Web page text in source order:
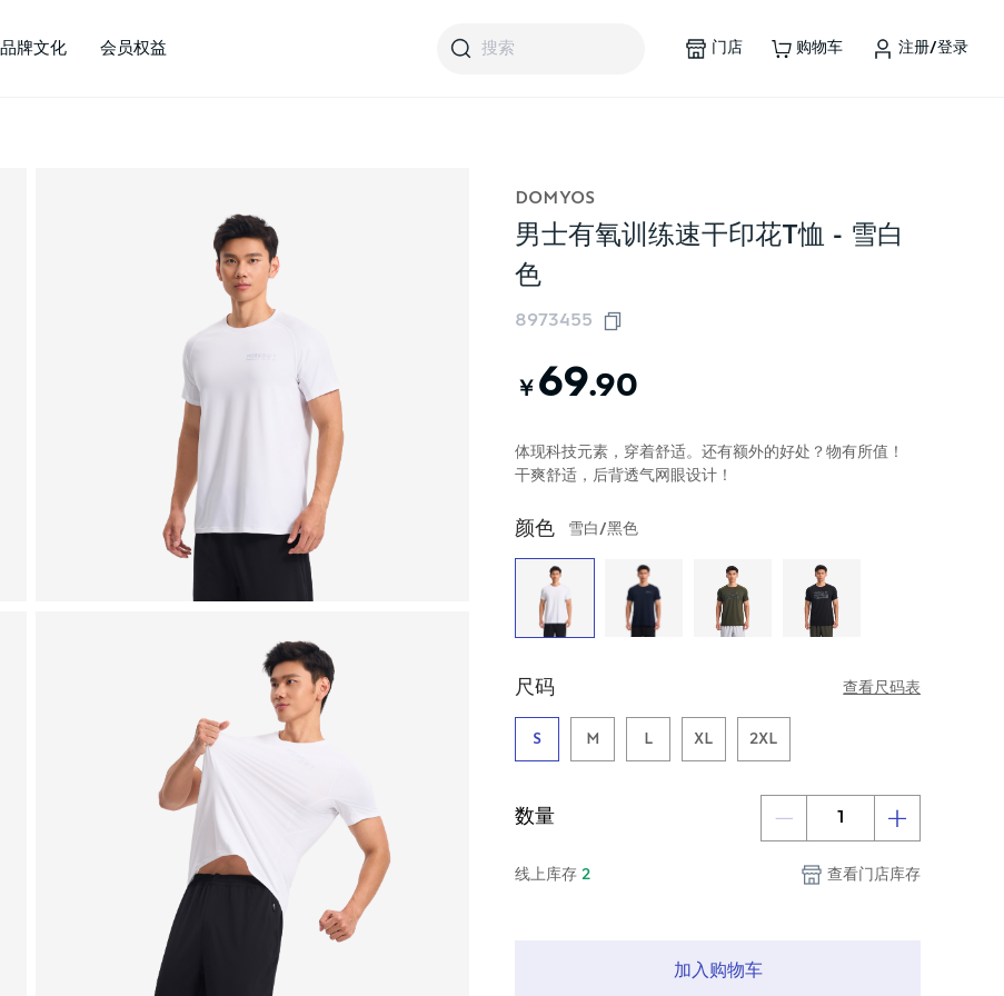
品牌文化 会员权益 搜索 门店 购物车 注册/登录
DOMYOS
男士有氧训练速干印花T恤 - 雪白
色
8973455
￥ 69.90
体现科技元素，穿着舒适。还有额外的好处？物有所值！
干爽舒适，后背透气网眼设计！
颜色 雪白/黑色
尺码 查看尺码表
S M L XL 2XL
数量
线上库存2 查看门店库存
加入购物车